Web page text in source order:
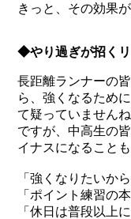
きっと、その効果
◆やり過ぎが招く
長距離ランナーの
ら、強くなるため
て疑っていません
ですが、中高生の
イナスになること
「強くなりたいか
「ポイント練習の
「休日は普段以上